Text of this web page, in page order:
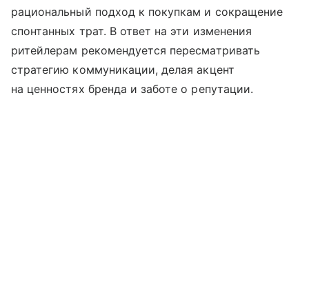
рациональный подход к покупкам и сокращение
спонтанных трат. В ответ на эти изменения
ритейлерам рекомендуется пересматривать
стратегию коммуникации, делая акцент
на ценностях бренда и заботе о репутации.